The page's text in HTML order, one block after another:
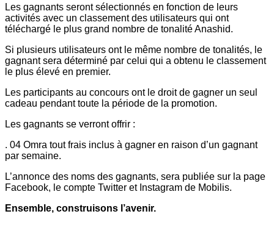
Les gagnants seront sélectionnés en fonction de leurs
activités avec un classement des utilisateurs qui ont
téléchargé le plus grand nombre de tonalité Anashid.
Si plusieurs utilisateurs ont le même nombre de tonalités, le
gagnant sera déterminé par celui qui a obtenu le classement
le plus élevé en premier.
Les participants au concours ont le droit de gagner un seul
cadeau pendant toute la période de la promotion.
Les gagnants se verront offrir :
. 04 Omra tout frais inclus à gagner en raison d’un gagnant
par semaine.
L’annonce des noms des gagnants, sera publiée sur la page
Facebook, le compte Twitter et Instagram de Mobilis.
Ensemble, construisons l’avenir.